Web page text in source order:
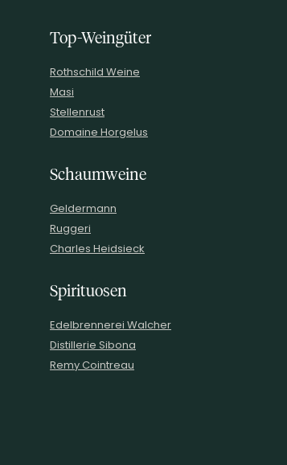
Top-Weingüter
Rothschild Weine
Masi
Stellenrust
Domaine Horgelus
Schaumweine
Geldermann
Ruggeri
Charles Heidsieck
Spirituosen
Edelbrennerei Walcher
Distillerie Sibona
Remy Cointreau